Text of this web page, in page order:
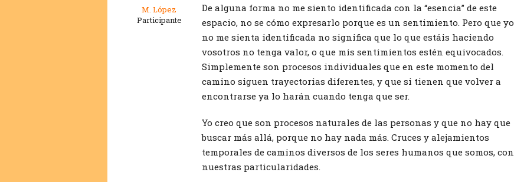
M. López
Participante
De alguna forma no me siento identificada con la “esencia” de este
espacio, no se cómo expresarlo porque es un sentimiento. Pero que yo
no me sienta identificada no significa que lo que estáis haciendo
vosotros no tenga valor, o que mis sentimientos estén equivocados.
Simplemente son procesos individuales que en este momento del
camino siguen trayectorias diferentes, y que si tienen que volver a
encontrarse ya lo harán cuando tenga que ser.
Yo creo que son procesos naturales de las personas y que no hay que
buscar más allá, porque no hay nada más. Cruces y alejamientos
temporales de caminos diversos de los seres humanos que somos, con
nuestras particularidades.